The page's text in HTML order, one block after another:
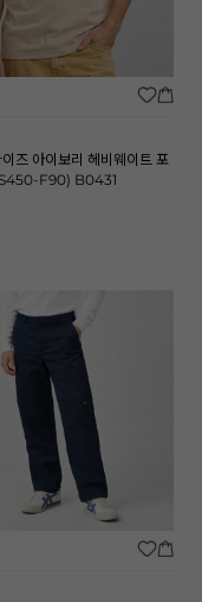
즈 아이보리 헤비웨이트 포
F90) B0431